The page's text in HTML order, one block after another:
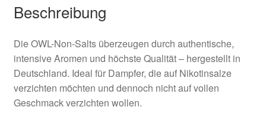
Beschreibung
Die OWL-Non-Salts überzeugen durch authentische,
intensive Aromen und höchste Qualität – hergestellt in
Deutschland. Ideal für Dampfer, die auf Nikotinsalze
verzichten möchten und dennoch nicht auf vollen
Geschmack verzichten wollen.